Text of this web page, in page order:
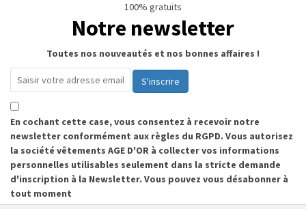
100% gratuits
Notre newsletter
Toutes nos nouveautés et nos bonnes affaires !
S'inscrire
En cochant cette case, vous consentez à recevoir notre
newsletter conformément aux règles du RGPD. Vous autorisez
la société vêtements AGE D'OR à collecter vos informations
personnelles utilisables seulement dans la stricte demande
d'inscription à la Newsletter. Vous pouvez vous désabonner à
tout moment